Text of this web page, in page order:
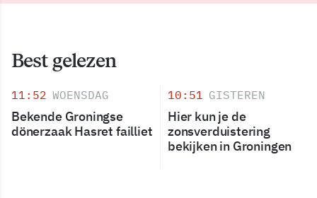
Best gelezen
11:52 WOENSDAG
Bekende Groningse
dönerzaak Hasret failliet
10:51 GISTEREN
Hier kun je de
zonsverduistering
bekijken in Groningen